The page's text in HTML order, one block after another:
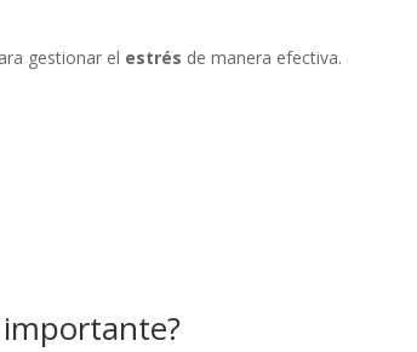
gestionar el estrés de manera efectiva.